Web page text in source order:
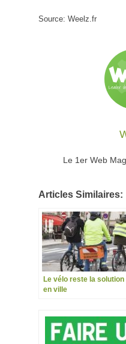
Source: Weelz.fr
Le 1er Web
Articles Similaires:
Le vélo reste la
en ville